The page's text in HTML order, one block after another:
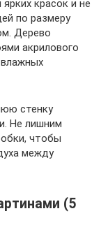
красок и не
по размеру
Дерево
акрилового
стенку
Не лишним
чтобы
между
(5